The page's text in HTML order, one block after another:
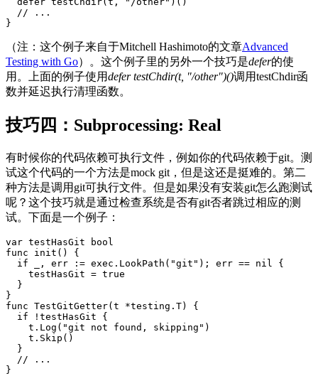
  // ...
}
（注：这个例子来自于Mitchell Hashimoto的文章Advanced
Testing with Go）。这个例子里的另外一个技巧是defer的使
用。上面的例子使用defer testChdir(t, "/other")()调用testChdir函
数并延迟执行清理函数。
技巧四：Subprocessing: Real
有时候你的代码依赖可执行文件，例如你的代码依赖于git。测
试这个代码的一个方法是mock git，但是这还是挺难的。第二
种方法是调用git可执行文件。但是如果没有安装git怎么跑测试
呢？这个技巧就是通过检查系统是否有git否者跳过相应的测
试。下面是一个例子：
var testHasGit bool
func init() {
  if _, err := exec.LookPath("git"); err == nil {
    testHasGit = true
  }
}
func TestGitGetter(t *testing.T) {
  if !testHasGit {
    t.Log("git not found, skipping")
    t.Skip()
  }
  // ...
}